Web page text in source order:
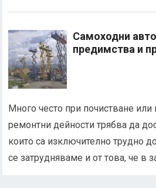
Самоходни
предимства и
Много често при почистване
ремонтни дейности трябва да
които са изключително трудно
се затрудняваме и от това, че в